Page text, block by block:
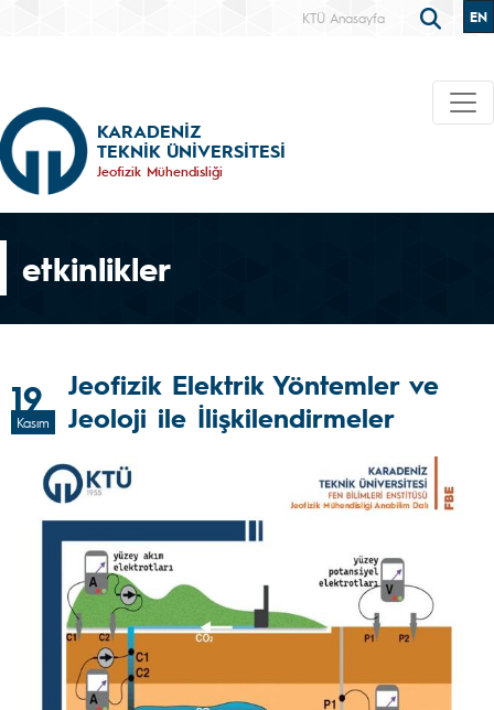
KTÜ Anasayfa EN
KARADENİZ
TEKNİK ÜNİVERSİTESİ
Jeofizik Mühendisliği
etkinlikler
19
Kasım
Jeofizik Elektrik Yöntemler ve
Jeoloji ile İlişkilendirmeler